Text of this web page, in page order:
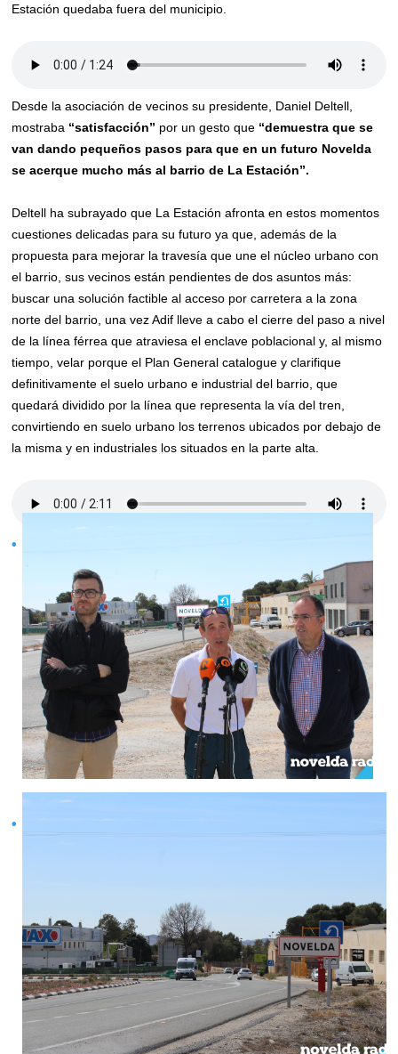
Estación quedaba fuera del municipio.
Desde la asociación de vecinos su presidente, Daniel Deltell,
mostraba “satisfacción” por un gesto que “demuestra que se
van dando pequeños pasos para que en un futuro Novelda
se acerque mucho más al barrio de La Estación”.
Deltell ha subrayado que La Estación afronta en estos momentos
cuestiones delicadas para su futuro ya que, además de la
propuesta para mejorar la travesía que une el núcleo urbano con
el barrio, sus vecinos están pendientes de dos asuntos más:
buscar una solución factible al acceso por carretera a la zona
norte del barrio, una vez Adif lleve a cabo el cierre del paso a nivel
de la línea férrea que atraviesa el enclave poblacional y, al mismo
tiempo, velar porque el Plan General catalogue y clarifique
definitivamente el suelo urbano e industrial del barrio, que
quedará dividido por la línea que representa la vía del tren,
convirtiendo en suelo urbano los terrenos ubicados por debajo de
la misma y en industriales los situados en la parte alta.